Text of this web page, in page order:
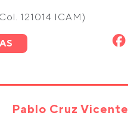
121014 ICAM)
Pablo Cruz Vicente